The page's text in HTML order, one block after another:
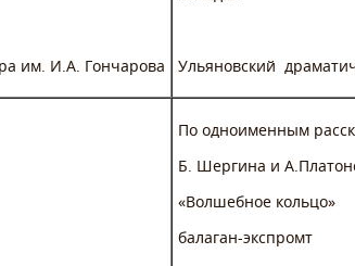
им. И.А. Гончарова
Ульяновский
По одноименным
Б. Шергина и
«Волшебное кольцо»
балаган-экспромт